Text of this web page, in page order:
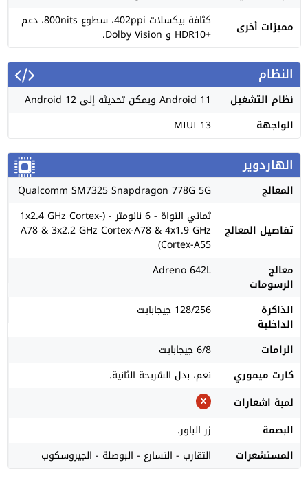
مميزات أخرى
كثافة بيكسلات 402ppi، سطوع 800nits، دعم
+HDR10 و Dolby Vision.
النظام
نظام التشغيل
Android 11 ويمكن تحديثه إلى Android 12
الواجهة
MIUI 13
الهاردوير
المعالج Qualcomm SM7325 Snapdragon 778G 5G
تفاصيل المعالج
ثماني النواة - 6 نانومتر - (1x2.4 GHz Cortex-
A78 & 3x2.2 GHz Cortex-A78 & 4x1.9 GHz
Cortex-A55)
معالج
الرسومات
Adreno 642L
الذاكرة
الداخلية
128/256 جيجابايت
الرامات
6/8 جيجابايت
كارت ميموري
نعم، بدل الشريحة الثانية.
لمبة اشعارات
البصمة
زر الباور.
المستشعرات
التقارب - التسارع - البوصلة - الجيروسكوب